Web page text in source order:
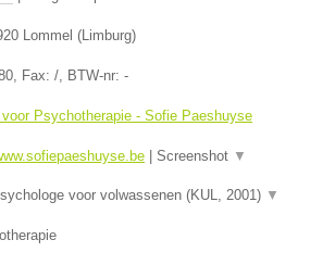
Lommel (Limburg)
, Fax: /, BTW-nr: -
voor Psychotherapie - Sofie Paeshuyse
Screenshot ▼
voor volwassenen (KUL, 2001) ▼